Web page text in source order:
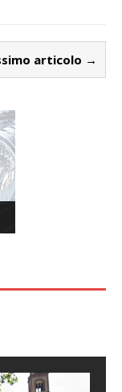
articolo →